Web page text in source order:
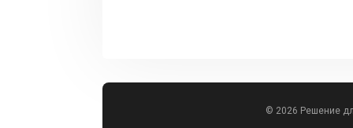
© 2026 Решение